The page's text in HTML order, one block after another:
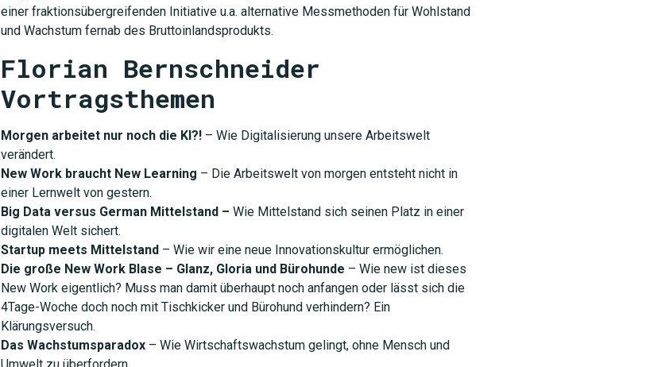
einer fraktionsübergreifenden Initiative u.a. alternative Messmethoden für Wohlstand
und Wachstum fernab des Bruttoinlandsprodukts.
Florian Bernschneider
Vortragsthemen
Morgen arbeitet nur noch die KI?!– Wie Digitalisierung unsere Arbeitswelt
verändert.
New Work braucht New Learning – Die Arbeitswelt von morgen entsteht nicht in
einer Lernwelt von gestern.
Big Data versus German Mittelstand – Wie Mittelstand sich seinen Platz in einer
digitalen Welt sichert.
Startup meets Mittelstand– Wie wir eine neue Innovationskultur ermöglichen.
Die große New Work Blase – Glanz, Gloria und Bürohunde – Wie new ist dieses
New Work eigentlich? Muss man damit überhaupt noch anfangen oder lässt sich die
4Tage-Woche doch noch mit Tischkicker und Bürohund verhindern? Ein
Klärungsversuch.
Das Wachstumsparadox– Wie Wirtschaftswachstum gelingt, ohne Mensch und